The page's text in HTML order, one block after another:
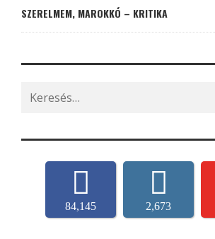
SZERELMEM, MAROKKÓ – KRITIKA
Search
for:
84,145 2,673